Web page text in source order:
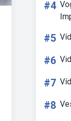
#4
#5
#6
#7
#8